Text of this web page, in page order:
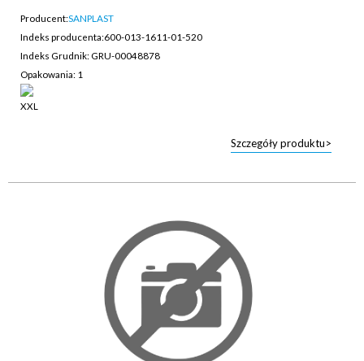
Producent:SANPLAST
Indeks producenta:600-013-1611-01-520
Indeks Grudnik: GRU-00048878
Opakowania: 1
Szczegóły produktu>